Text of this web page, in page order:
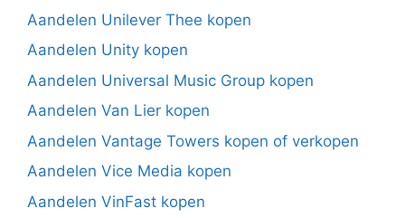
Aandelen Unilever Thee kopen
Aandelen Unity kopen
Aandelen Universal Music Group kopen
Aandelen Van Lier kopen
Aandelen Vantage Towers kopen of verkopen
Aandelen Vice Media kopen
Aandelen VinFast kopen